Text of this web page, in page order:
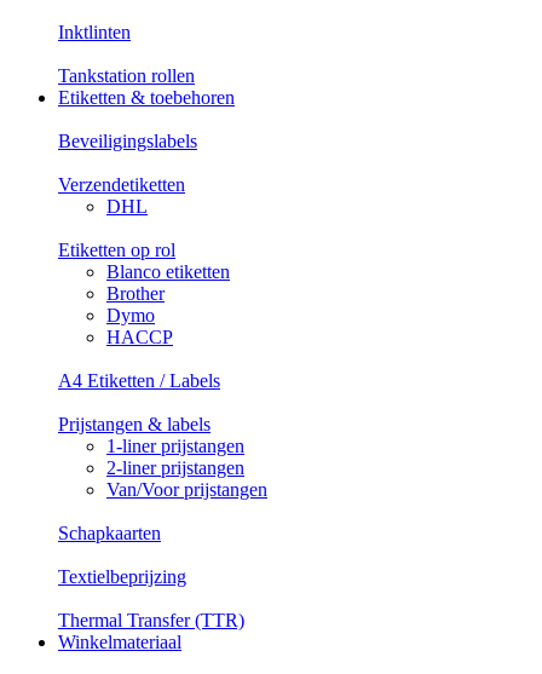
Inktlinten
Tankstation rollen
Etiketten & toebehoren
Beveiligingslabels
Verzendetiketten
DHL
Etiketten op rol
Blanco etiketten
Brother
Dymo
HACCP
A4 Etiketten / Labels
Prijstangen & labels
1-liner prijstangen
2-liner prijstangen
Van/Voor prijstangen
Schapkaarten
Textielbeprijzing
Thermal Transfer (TTR)
Winkelmateriaal